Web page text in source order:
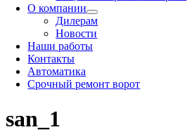
О компании
Дилерам
Новости
Наши работы
Контакты
Автоматика
Срочный ремонт ворот
san_1